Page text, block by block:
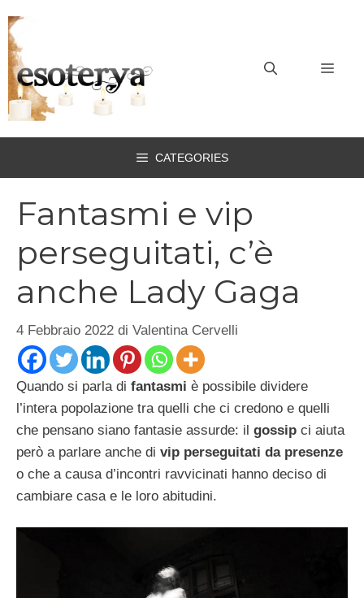
al
contenuto
CATEGORIES
Fantasmi e vip
perseguitati, c’è
anche Lady Gaga
4 Febbraio 2022 di Valentina Cervelli
Quando si parla di fantasmi è possibile dividere
l’intera popolazione tra quelli che ci credono e quelli
che pensano siano fantasie assurde: il gossip ci aiuta
però a parlare anche di vip perseguitati da presenze
o che a causa d’incontri ravvicinati hanno deciso di
cambiare casa e le loro abitudini.